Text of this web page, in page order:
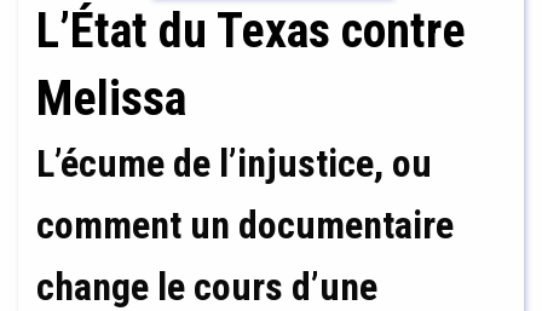
L’État du Texas contre
Melissa
L’écume de l’injustice, ou
comment un documentaire
change le cours d’une